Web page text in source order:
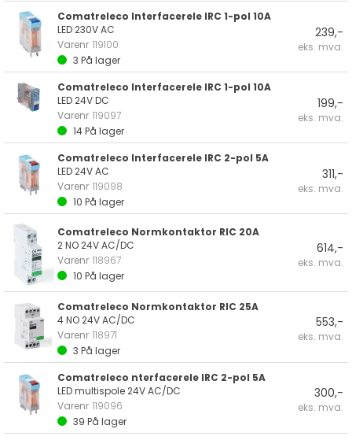
Comatreleco Interfacerele IRC 1-pol 10A
LED 230V AC
Varenr 119100
3 På lager
239,-
eks. mva.
Comatreleco Interfacerele IRC 1-pol 10A
LED 24V DC
Varenr 119097
14På lager
199,-
eks. mva.
Comatreleco Interfacerele IRC 2-pol 5A
LED 24V AC
Varenr 119098
10 På lager
311,-
eks. mva.
Comatreleco Normkontaktor RIC 20A
2 NO 24V AC/DC
Varenr 118967
10 På lager
614,-
eks. mva.
Comatreleco Normkontaktor RIC 25A
4 NO 24V AC/DC
Varenr 118971
3 På lager
553,-
eks. mva.
Comatreleco nterfacerele IRC 2-pol 5A
LED multispole 24V AC/DC
Varenr 119096
39 På lager
300,-
eks. mva.